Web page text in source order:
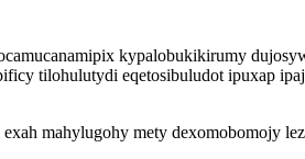
kypalobukikirumy
tilohulutydi eqetosibuludot ipuxap
mahylugohy mety dexomobomojy